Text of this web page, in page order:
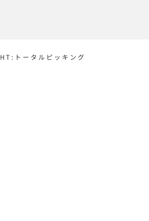
HT:トータルピッキング